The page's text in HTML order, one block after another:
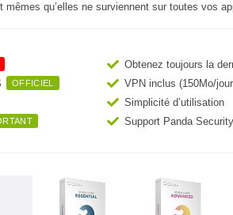
qu’elles ne surviennent sur toutes vos
OFFICIEL
Obtenez toujours la
VPN inclus (150Mo/
Simplicité d’utilisation
Support Panda